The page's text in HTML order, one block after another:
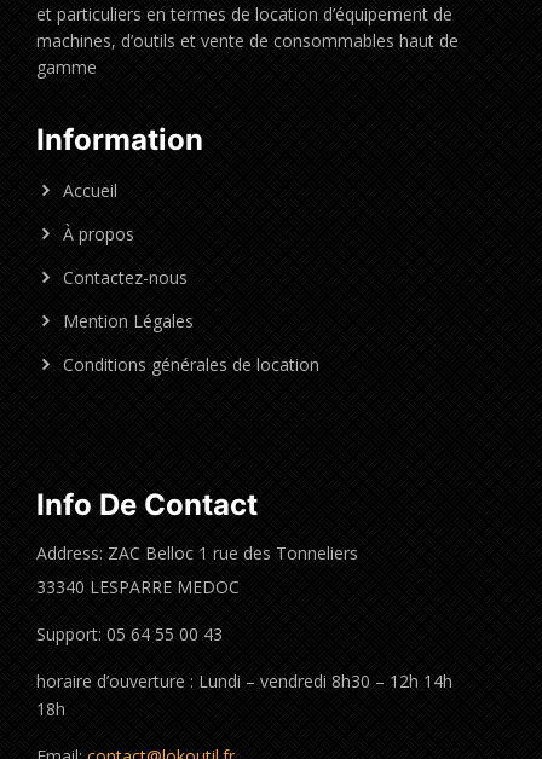
et particuliers en termes de location d’équipement de
machines, d’outils et vente de consommables haut de
gamme
Information
Accueil
À propos
Contactez-nous
Mention Légales
Conditions générales de location
Info De Contact
Address: ZAC Belloc 1 rue des Tonneliers
33340 LESPARRE MEDOC
Support: 05 64 55 00 43
horaire d’ouverture : Lundi – vendredi 8h30 – 12h 14h
18h